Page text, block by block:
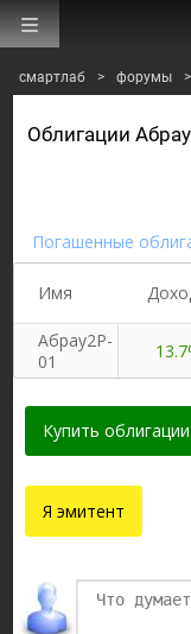
смартлаб > форумы >
Облигации
Погашенные
Имя
Абрау2P-
01
Купить облигации
Я эмитент